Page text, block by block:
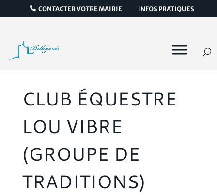
CONTACTER VOTRE MAIRIE INFOS PRATIQUES
CLUB ÉQUESTRE
LOU VIBRE
(GROUPE DE
TRADITIONS)